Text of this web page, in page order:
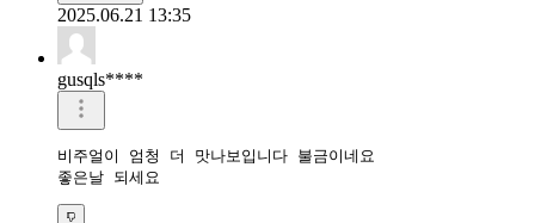
2025.06.21 13:35
gusqls****
비주얼이 엄청 더 맛나보입니다 불금이네요
좋은날 되세요